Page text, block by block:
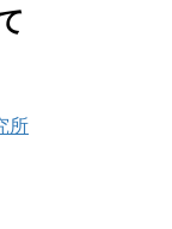
所